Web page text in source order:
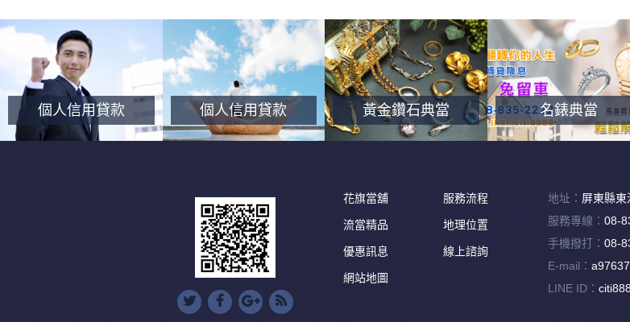
個人信用貸款 個人信用貸款 黃金鑽石典當 名錶典當
花旗當舖 服務流程
流當精品 地理位置
優惠訊息 線上諮詢
網站地圖
地址： 屏東縣
服務專線： 08-
手機撥打： 08-
E-mail：
LINE ID：